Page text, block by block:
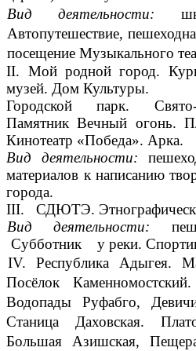
Вид деятельности:
Автопутешествие,
посещение Музыкального
II. Мой родной город.
музей. Дом Культуры.
Городской парк. Свято-
Памятник Вечный огонь.
Кинотеатр «Победа». Арка.
Вид деятельности:
материалов к написанию
города.
III. СДЮТЭ.
Вид деятельности:
Субботник у реки.
IV. Республика Адыгея.
Посёлок
Водопады Руфабго,
Станица Даховская.
Большая Азишская,